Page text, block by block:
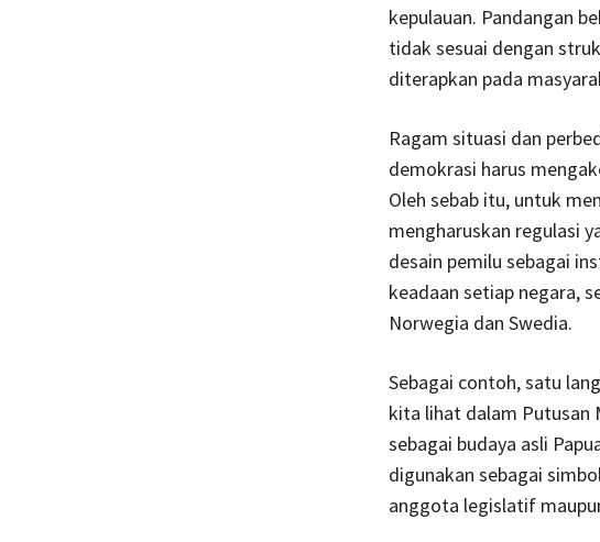
kepulauan. Pandangan
tidak sesuai dengan
diterapkan pada
Ragam situasi dan
demokrasi harus
Oleh sebab itu, untuk
mengharuskan regulasi
desain pemilu sebagai
keadaan setiap negara,
Norwegia dan Swedia.
Sebagai contoh, satu
kita lihat dalam Putusan
sebagai budaya asli
digunakan sebagai
anggota legislatif